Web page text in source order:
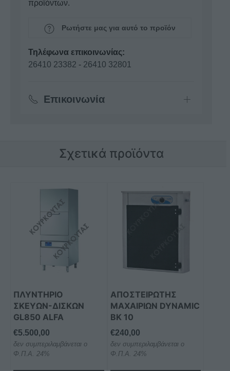
προϊόντων.
Ρωτήστε μας για αυτό το προϊόν
Τηλέφωνα επικοινωνίας:
26410 23382 - 26410 32801
Επικοινωνία
Σχετικά προϊόντα
ΠΛΥΝΤΗΡΙΟ
ΣΚΕΥΩΝ-ΔΙΣΚΩΝ
GL850 ALFA
€5.500,00
δεν συμπεριλαμβάνεται ο
Φ.Π.Α. 24%
ΑΠΟΣΤΕΙΡΩΤΗΣ
ΜΑΧΑΙΡΙΩΝ DYNAMIC
BK 10
€240,00
δεν συμπεριλαμβάνεται ο
Φ.Π.Α. 24%